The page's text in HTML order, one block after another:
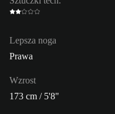
Lepsza noga
Prawa
Wzrost
173 cm / 5'8"